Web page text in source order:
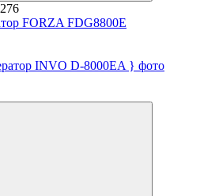
FORZA FDG8800E